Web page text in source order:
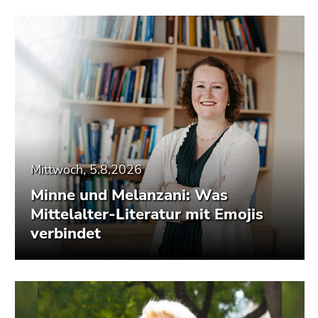
Mittwoch, 5.8.2026
Minne und Melanzani: Was
Mittelalter-Literatur mit Emojis
verbindet